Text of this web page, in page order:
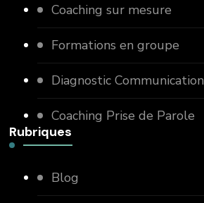
Coaching sur mesure
Formations en groupe
Diagnostic Communication
Coaching Prise de Parole
Rubriques
Blog